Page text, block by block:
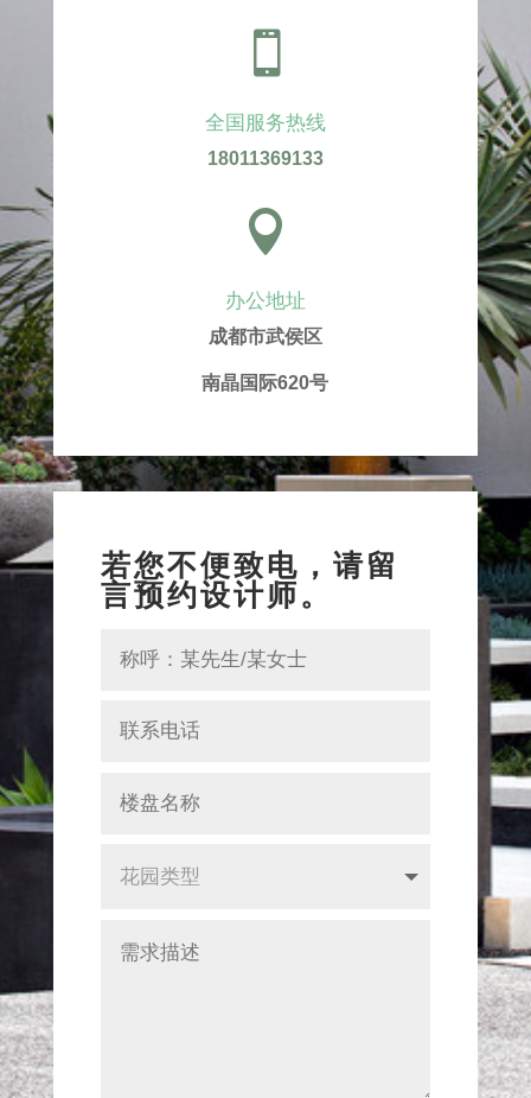

全国服务热线
18011369133

办公地址
成都市武侯区
南晶国际620号
若您不便致电，请留
言预约设计师。